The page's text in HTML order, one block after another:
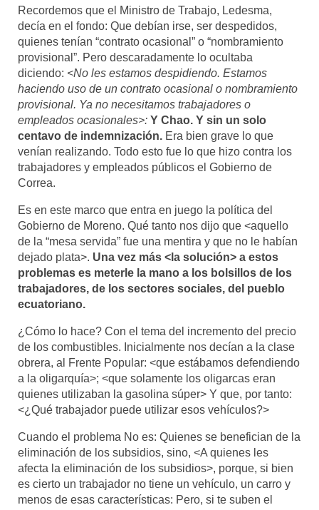
Recordemos que el Ministro de Trabajo, Ledesma,
decía en el fondo: Que debían irse, ser despedidos,
quienes tenían “contrato ocasional” o “nombramiento
provisional”. Pero descaradamente lo ocultaba
diciendo: <No les estamos despidiendo. Estamos
haciendo uso de un contrato ocasional o nombramiento
provisional. Ya no necesitamos trabajadores o
empleados ocasionales>: Y Chao. Y sin un solo
centavo de indemnización. Era bien grave lo que
venían realizando. Todo esto fue lo que hizo contra los
trabajadores y empleados públicos el Gobierno de
Correa.
Es en este marco que entra en juego la política del
Gobierno de Moreno. Qué tanto nos dijo que <aquello
de la “mesa servida” fue una mentira y que no le habían
dejado plata>. Una vez más <la solución> a estos
problemas es meterle la mano a los bolsillos de los
trabajadores, de los sectores sociales, del pueblo
ecuatoriano.
¿Cómo lo hace? Con el tema del incremento del precio
de los combustibles. Inicialmente nos decían a la clase
obrera, al Frente Popular: <que estábamos defendiendo
a la oligarquía>; <que solamente los oligarcas eran
quienes utilizaban la gasolina súper> Y que, por tanto:
<¿Qué trabajador puede utilizar esos vehículos?>
Cuando el problema No es: Quienes se benefician de la
eliminación de los subsidios, sino, <A quienes les
afecta la eliminación de los subsidios>, porque, si bien
es cierto un trabajador no tiene un vehículo, un carro y
menos de esas características: Pero, si te suben el